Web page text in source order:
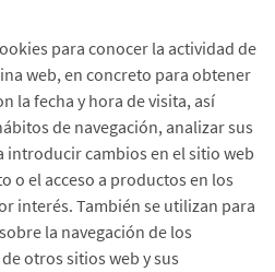
para conocer la actividad de
web, en concreto para obtener
la fecha y hora de visita, así
de navegación, analizar sus
introducir cambios en el sitio web
o el acceso a productos en los
interés. También se utilizan para
la navegación de los
otros sitios web y sus